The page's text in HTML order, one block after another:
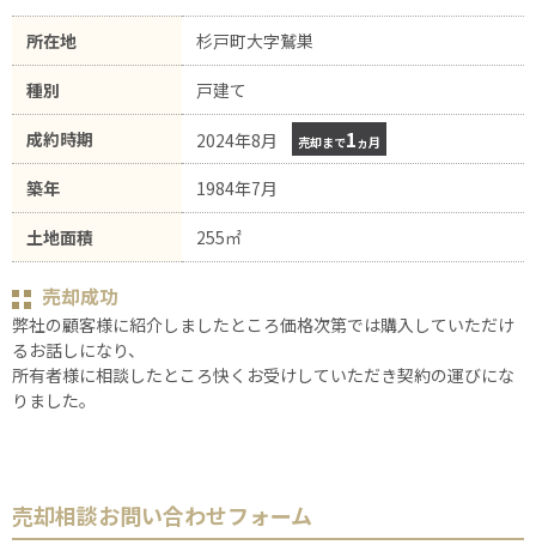
所在地 杉戸町大字鷲巣
種別 戸建て
成約時期 2024年8月 売却まで1ヵ月
築年 1984年7月
土地面積 255㎡
売却成功
弊社の顧客様に紹介しましたところ価格次第では購入していただけ
るお話しになり、
所有者様に相談したところ快くお受けしていただき契約の運びにな
りました。
売却相談お問い合わせフォーム